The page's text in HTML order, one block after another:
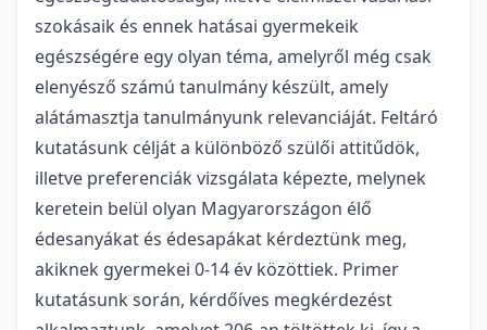
szokásaik és ennek hatásai gyermekeik
egészségére egy olyan téma, amelyről még csak
elenyésző számú tanulmány készült, amely
alátámasztja tanulmányunk relevanciáját. Feltáró
kutatásunk célját a különböző szülői attitűdök,
illetve preferenciák vizsgálata képezte, melynek
keretein belül olyan Magyarországon élő
édesanyákat és édesapákat kérdeztünk meg,
akiknek gyermekei 0-14 év közöttiek. Primer
kutatásunk során, kérdőíves megkérdezést